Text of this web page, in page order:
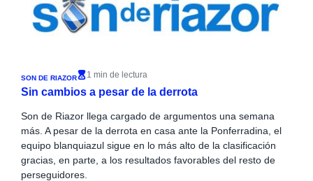
SON DE RIAZOR 1 min de lectura
Sin cambios a pesar de la derrota
Son de Riazor llega cargado de argumentos una semana
más. A pesar de la derrota en casa ante la Ponferradina, el
equipo blanquiazul sigue en lo más alto de la clasificación
gracias, en parte, a los resultados favorables del resto de
perseguidores.